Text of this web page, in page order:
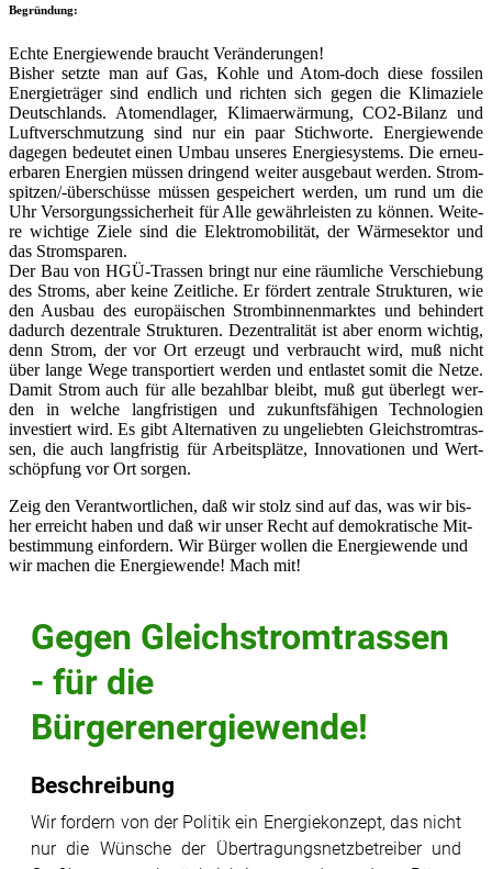
Begrün­dung:
Ech­te Ener­gie­wen­de braucht Ver­än­de­run­gen!
Bis­her setz­te man auf Gas, Koh­le und Atom-doch die­se fos­si­len
Ener­gie­trä­ger sind end­lich und rich­ten sich gegen die Kli­ma­zie­le
Deutsch­lands. Atom­end­la­ger, Kli­ma­er­wär­mung, CO2-Bilanz und
Luft­ver­schmut­zung sind nur ein paar Stich­wor­te. Ener­gie­wen­de
dage­gen bedeu­tet einen Umbau unse­res Ener­gie­sys­tems. Die erneu­
er­ba­ren Ener­gien müs­sen drin­gend wei­ter aus­ge­baut wer­den. Strom­
spit­zen/-über­schüs­se müs­sen gespei­chert wer­den, um rund um die
Uhr Ver­sor­gungs­si­cher­heit für Alle gewähr­leis­ten zu kön­nen. Wei­te­
re wich­ti­ge Zie­le sind die Elek­tro­mo­bi­li­tät, der Wär­me­sek­tor und
das Strom­spa­ren.
Der Bau von HGÜ-Tras­sen bringt nur eine räum­li­che Ver­schie­bung
des Stroms, aber kei­ne Zeit­li­che. Er för­dert zen­tra­le Struk­tu­ren, wie
den Aus­bau des euro­päi­schen Strom­bin­nen­mark­tes und behin­dert
dadurch dezen­tra­le Struk­tu­ren. Dezen­tra­li­tät ist aber enorm wich­tig,
denn Strom, der vor Ort erzeugt und ver­braucht wird, muß nicht
über lan­ge Wege trans­por­tiert wer­den und ent­las­tet somit die Net­ze.
Damit Strom auch für alle bezahl­bar bleibt, muß gut über­legt wer­
den in wel­che lang­fris­ti­gen und zukunfts­fä­hi­gen Tech­no­lo­gien
inves­tiert wird. Es gibt Alter­na­ti­ven zu unge­lieb­ten Gleich­strom­tras­
sen, die auch lang­fris­tig für Arbeits­plät­ze, Inno­va­tio­nen und Wert­
schöp­fung vor Ort sorgen.
Zeig den Ver­ant­wort­li­chen, daß wir stolz sind auf das, was wir bis­
her erreicht haben und daß wir unser Recht auf demo­kra­ti­sche Mit­
be­stim­mung ein­for­dern. Wir Bür­ger wol­len die Ener­gie­wen­de und
wir machen die Ener­gie­wen­de! Mach mit!